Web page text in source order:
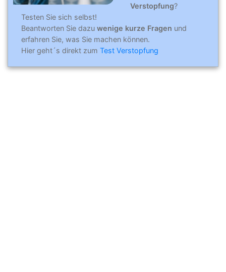
Verstopfung?
Testen Sie sich selbst!
Beantworten Sie dazu wenige kurze Fragen und
erfahren Sie, was Sie machen können.
Hier geht´s direkt zum Test Verstopfung